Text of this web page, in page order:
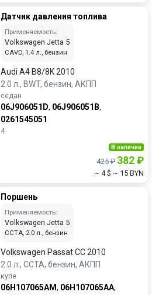
Датчик давления топлива
Применяемость:
Volkswagen Jetta 5
CAVD, 1.4 л., бензин
Audi A4 B8/8K 2010
2.0 л., BWT, бензин, АКПП
седан
06J906051D, 06J906051B,
0261545051
4
В наличии
425 ₽ 382 ₽
~ 4 $ ~ 15 BYN
Поршень
Применяемость:
Volkswagen Jetta 5
CCTA, 2.0 л., бензин
Volkswagen Passat CC 2010
2.0 л., CCTA, бензин, АКПП
купе
06H107065AM, 06H107065AA,